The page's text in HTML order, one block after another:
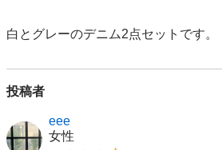
白とグレーのデニム2点セットです。
投稿者
eee
女性